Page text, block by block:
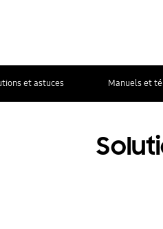
et astuces Manuels et